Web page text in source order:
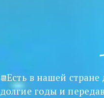
📆Есть в нашей
долгие годы и